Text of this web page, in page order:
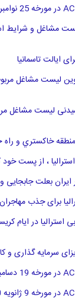
مشاغل و شرایط
منطقه خاكستري و
، از پست خود
ایران بعلت جابجایی
برای جذب
استرالیا در ایام
سرمایه گذاری و